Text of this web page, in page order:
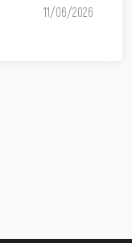
11/06/2026